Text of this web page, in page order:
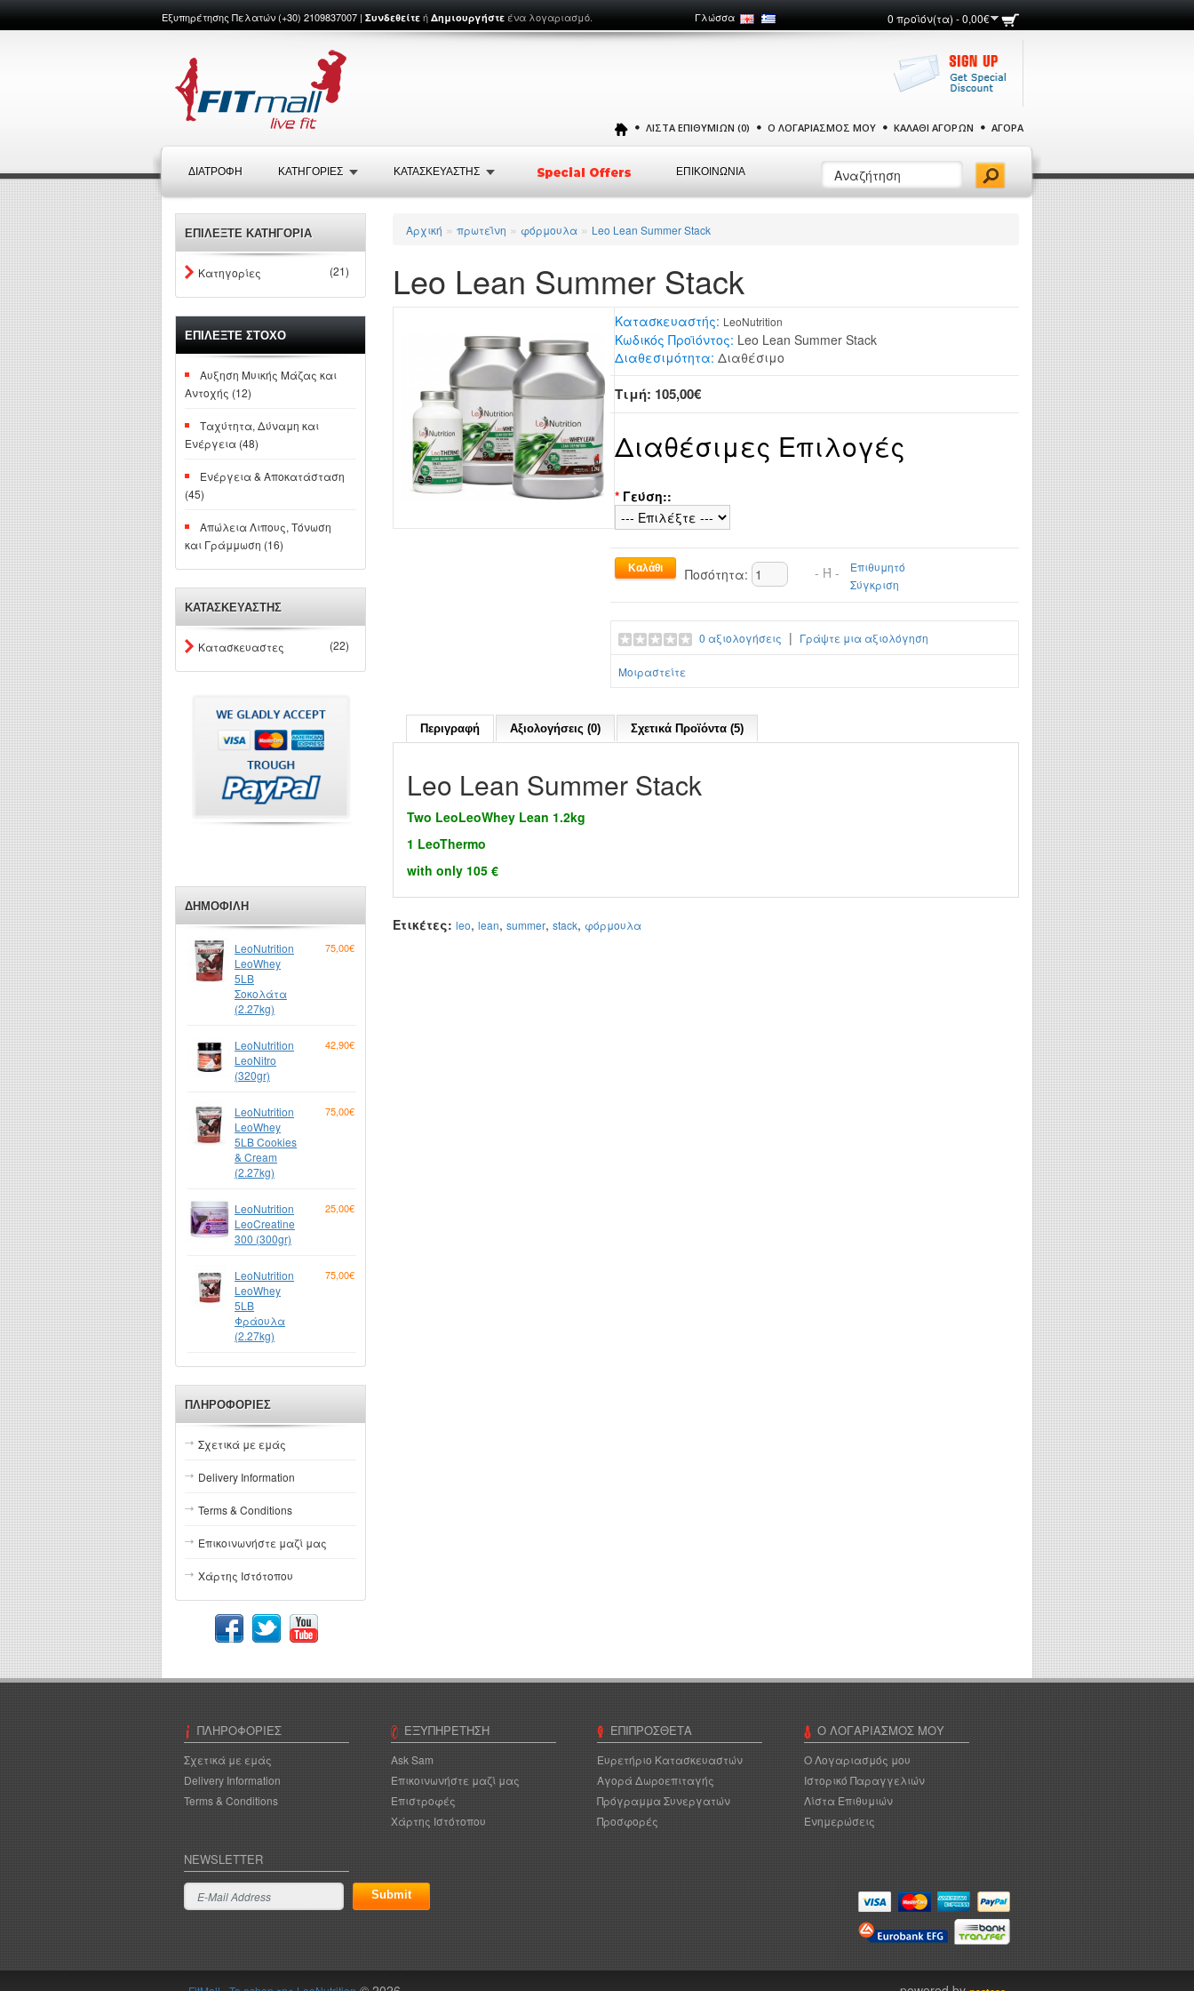
Γλώσσα 0 προϊόν(τα) - 0,00€
Εξυπηρέτησης Πελατών (+30) 2109837007 | Συνδεθείτε ή Δημιουργήστε ένα λογαριασμό.
ΛΊΣΤΑ ΕΠΙΘΥΜΙΏΝ (0) Ο ΛΟΓΑΡΙΑΣΜΌΣ ΜΟΥ ΚΑΛΆΘΙ ΑΓΟΡΏΝ ΑΓΟΡΆ
ΔΙΑΤΡΟΦΉ ΚΑΤΗΓΟΡΙΕΣ ΚΑΤΑΣΚΕΥΑΣΤΗΣ ΕΠΙΚΟΙΝΩΝΙΑ
ΕΠΙΛΕΞΤΕ ΚΑΤΗΓΟΡΙΑ
Κατηγορίες (21)
ΕΠΙΛΕΞΤΕ ΣΤΟΧΟ
Αυξηση Μυικής Μάζας και
Αντοχής (12)
Ταχύτητα, Δύναμη και
Ενέργεια (48)
Ενέργεια & Αποκατάσταση
(45)
Απώλεια Λιπους, Τόνωση
και Γράμμωση (16)
ΚΑΤΑΣΚΕΥΑΣΤΗΣ
Κατασκευαστες (22)
ΔΗΜΟΦΙΛΉ
LeoNutrition
LeoWhey
5LB
Σοκολάτα
(2.27kg)
75,00€
LeoNutrition
LeoNitro
(320gr)
42,90€
LeoNutrition
LeoWhey
5LB Cookies
& Cream
(2.27kg)
75,00€
LeoNutrition
LeoCreatine
300 (300gr)
25,00€
LeoNutrition
LeoWhey
5LB
Φράουλα
(2.27kg)
75,00€
ΠΛΗΡΟΦΟΡΊΕΣ
Σχετικά με εμάς
Delivery Information
Terms & Conditions
Επικοινωνήστε μαζί μας
Χάρτης Ιστότοπου
Αρχική » πρωτεΐνη » φόρμουλα » Leo Lean Summer Stack
Leo Lean Summer Stack
Κατασκευαστής: LeoNutrition
Κωδικός Προϊόντος: Leo Lean Summer Stack
Διαθεσιμότητα: Διαθέσιμο
Τιμή: 105,00€
Διαθέσιμες Επιλογές
* Γεύση::
Ποσότητα: - Ή -
Επιθυμητό
Σύγκριση
0 αξιολογήσεις | Γράψτε μια αξιολόγηση
Μοιραστείτε
Περιγραφή Αξιολογήσεις (0) Σχετικά Προϊόντα (5)
Leo Lean Summer Stack
Two LeoLeoWhey Lean 1.2kg
1 LeoThermo
with only 105 €
Ετικέτες: leo, lean, summer, stack, φόρμουλα
ΠΛΗΡΟΦΟΡΊΕΣ
Σχετικά με εμάς
Delivery Information
Terms & Conditions
ΕΞΥΠΗΡΈΤΗΣΗ
Ask Sam
Επικοινωνήστε μαζί μας
Επιστροφές
Χάρτης Ιστότοπου
ΕΠΙΠΡΌΣΘΕΤΑ
Ευρετήριο Κατασκευαστών
Αγορά Δωροεπιταγής
Πρόγραμμα Συνεργατών
Προσφορές
Ο ΛΟΓΑΡΙΑΣΜΌΣ ΜΟΥ
Ο Λογαριασμός μου
Ιστορικό Παραγγελιών
Λίστα Επιθυμιών
Ενημερώσεις
NEWSLETTER